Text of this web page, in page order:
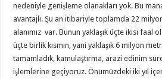
nedeniyle genişleme olanakları yok. Bu
avantajlı. Şu an itibariyle toplamda 22
alanımız var. Bunun yaklaşık üçte ikisi faal
üçte birlik kısmın, yani yaklaşık 6 milyon
tamamladık, kamulaştırma, arazi edinim
işlemlerine geçiyoruz. Önümüzdeki iki yıl